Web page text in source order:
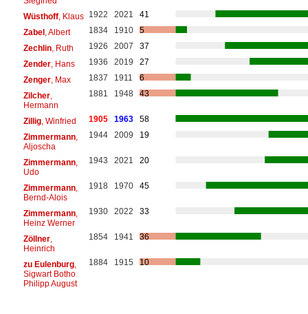
Wüsthoff, Klaus 1922 2021
41
Zabel, Albert 1834 1910
5
Zechlin, Ruth 1926 2007
37
Zender, Hans 1936 2019
27
Zenger, Max 1837 1911
6
Zilcher,
Hermann
1881 1948 43
Zillig, Winfried 1905 1963
58
Zimmermann,
Aljoscha
1944 2009 19
Zimmermann,
Udo
1943 2021 20
Zimmermann,
Bernd-Alois
1918 1970 45
Zimmermann,
Heinz Werner
1930 2022 33
Zöllner,
Heinrich
1854 1941 36
zu Eulenburg,
Sigwart Botho
Philipp August
1884 1915 10